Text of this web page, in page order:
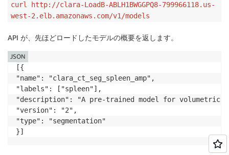
curl http://clara-LoadB-ABLH1BWGGPQ8-799966118.us-
west-2.elb.amazonaws.com/v1/models
API が、先ほどロードしたモデルの概要を返します。
[{
"name": "clara_ct_seg_spleen_amp",
"labels": ["spleen"],
"description": "A pre-trained model for volumetric
"version": "2",
"type": "segmentation"
}]
JSON